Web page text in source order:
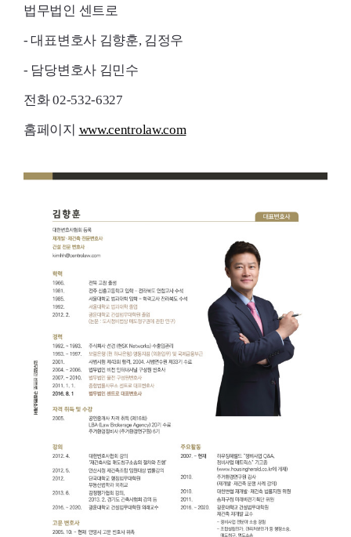
법무법인 센트로
- 대표변호사 김향훈, 김정우
- 담당변호사 김민수
전화 02-532-6327
홈페이지 www.centrolaw.com